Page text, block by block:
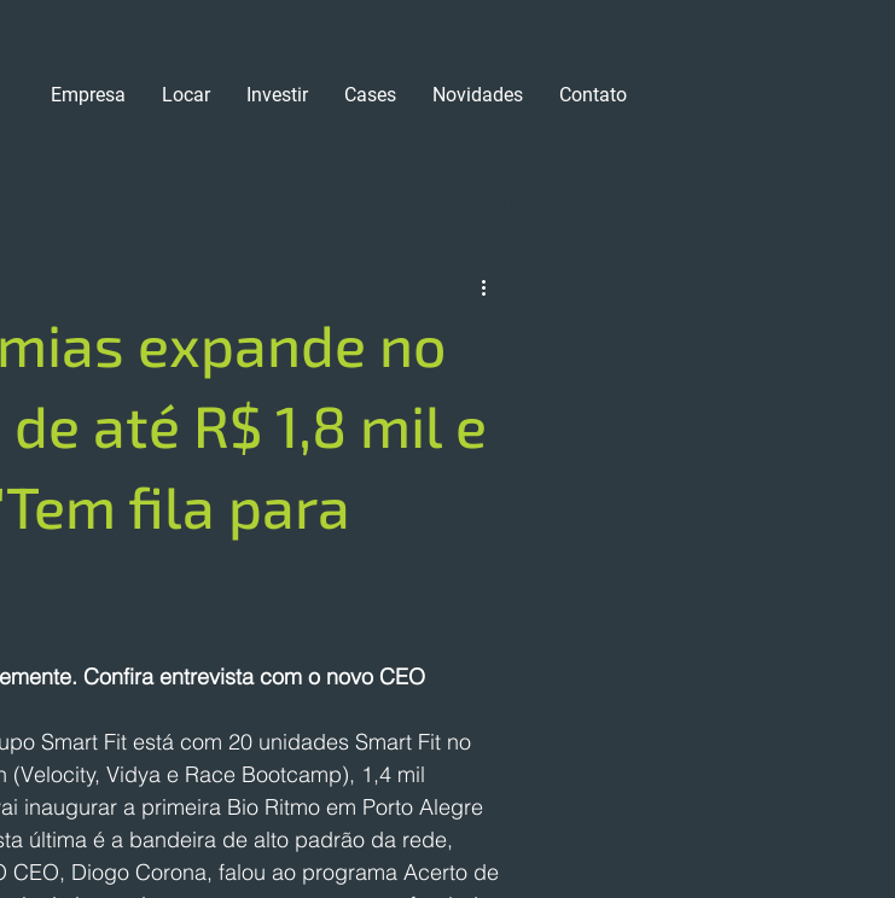
Empresa Locar Investir Cases Novidades Contato
expande no
até R$ 1,8 mil e
fila para
Confira entrevista com o novo CEO
Smart Fit está com 20 unidades Smart Fit no
Vidya e Race Bootcamp), 1,4 mil
inaugurar a primeira Bio Ritmo em Porto Alegre
última é a bandeira de alto padrão da rede,
Diogo Corona, falou ao programa Acerto de